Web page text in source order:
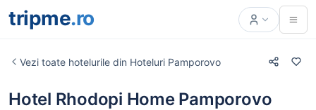
tripme.ro
Vezi toate hotelurile din Hoteluri Pamporovo
Hotel Rhodopi Home Pamporovo